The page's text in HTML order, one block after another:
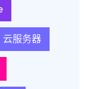
云服务器